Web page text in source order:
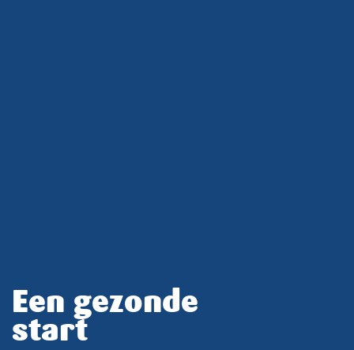
Een gezonde
start